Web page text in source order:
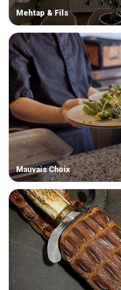
Mehtap & Fils
Mauvais Choix